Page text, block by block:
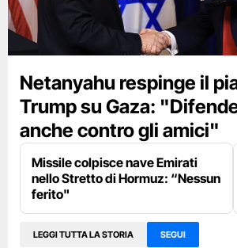
Netanyahu respinge il
Trump su Gaza:
anche contro gli amici"
Missile colpisce nave Emirati
nello Stretto di Hormuz: “Nessun
ferito"
LEGGI TUTTA LA STORIA SEGUI